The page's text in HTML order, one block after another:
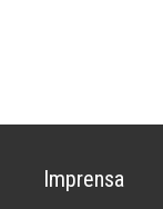
Imprensa